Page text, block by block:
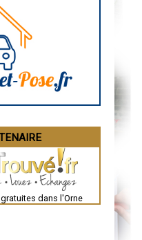
dans l'Orne